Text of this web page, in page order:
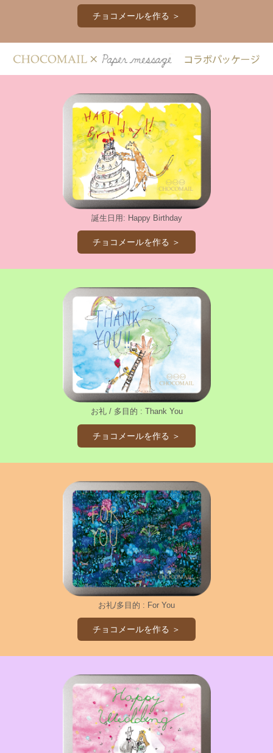
チョコメールを作る ＞
誕生日用: Happy Birthday
チョコメールを作る ＞
お礼 / 多目的 : Thank You
チョコメールを作る ＞
お礼/多目的 : For You
チョコメールを作る ＞